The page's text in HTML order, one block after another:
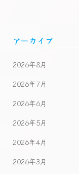
アーカイブ
2026年8月
2026年7月
2026年6月
2026年5月
2026年4月
2026年3月